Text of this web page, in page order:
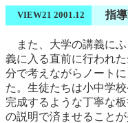
VIEW21 2001.12 指導
また、大学の講義にふ
義に入る直前に行われ
分で考えながらノート
た。生徒たちは小中学
完成するような丁寧な
の説明で済ませること